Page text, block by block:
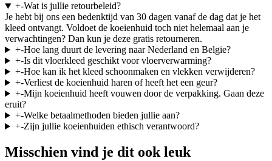
+-Wat is jullie retourbeleid?
Je hebt bij ons een bedenktijd van 30 dagen vanaf de dag dat je het
kleed ontvangt. Voldoet de koeienhuid toch niet helemaal aan je
verwachtingen? Dan kun je deze gratis retourneren.
+-Hoe lang duurt de levering naar Nederland en Belgie?
+-Is dit vloerkleed geschikt voor vloerverwarming?
+-Hoe kan ik het kleed schoonmaken en vlekken verwijderen?
+-Verliest de koeienhuid haren of heeft het een geur?
+-Mijn koeienhuid heeft vouwen door de verpakking. Gaan deze
eruit?
+-Welke betaalmethoden bieden jullie aan?
+-Zijn jullie koeienhuiden ethisch verantwoord?
Misschien vind je dit ook leuk